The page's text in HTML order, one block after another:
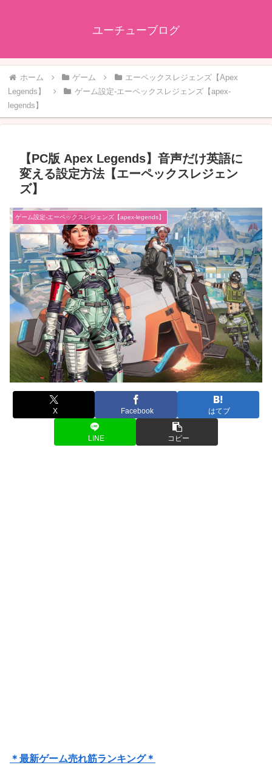
ユーチューブログ
ホーム ゲーム
エーペックスレジェンズ【Apex
Legends】
ゲーム設定-エーペックスレジェンズ【apex-
legends】
【PC版 Apex Legends】音声だけ英語に
変える設定方法【エーペックスレジェン
ズ】
ゲーム設定-エーペックスレジェンズ【apex-legends】
X Facebook はてブ
LINE コピー
＊最新ゲーム売れ筋ランキング＊